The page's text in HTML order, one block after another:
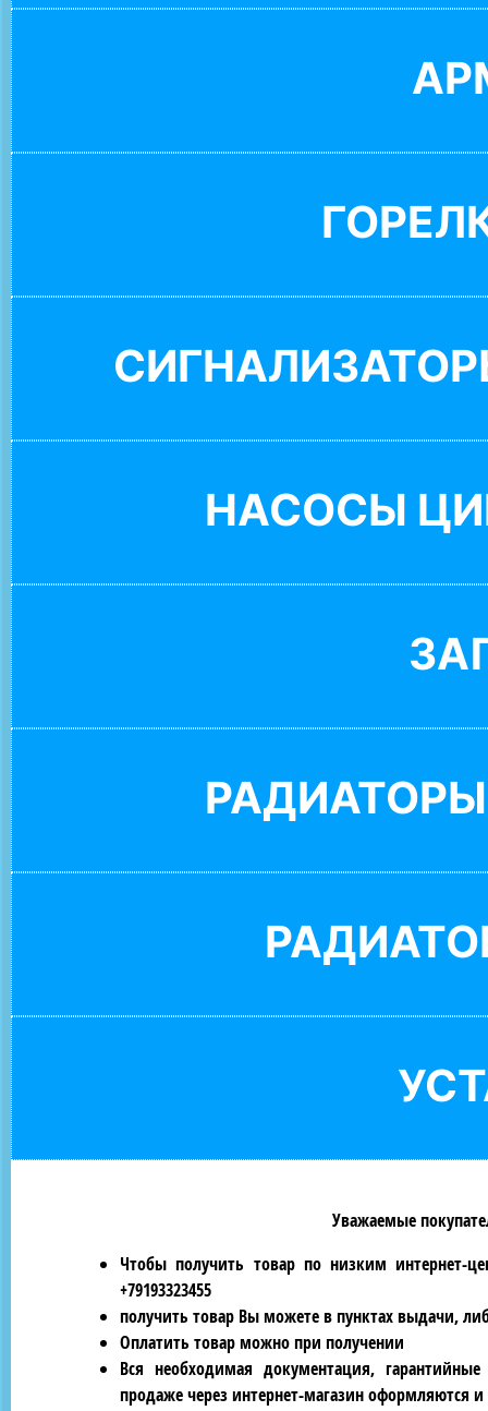
НАСОСЫ
Уважаемые
Чтобы получить товар по низким интернет-
+79193323455
получить товар Вы можете в пунктах выдачи,
Оплатить товар можно при получении
Вся необходимая документация,
продаже через интернет-магазин оформляются